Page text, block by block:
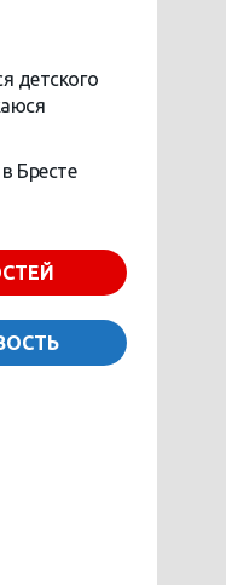
детского
Бресте